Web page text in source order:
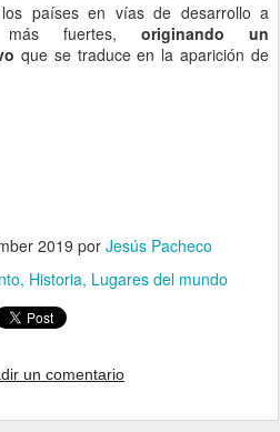
los países en vías de desarrollo a
más fuertes, originando un
que se traduce en la aparición de
2019 por Jesús Pacheco
Historia Lugares del mundo
un comentario